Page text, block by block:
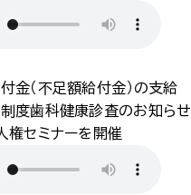
金（不足額給付金）の支給
制度歯科健康診査のお知らせ
権セミナーを開催